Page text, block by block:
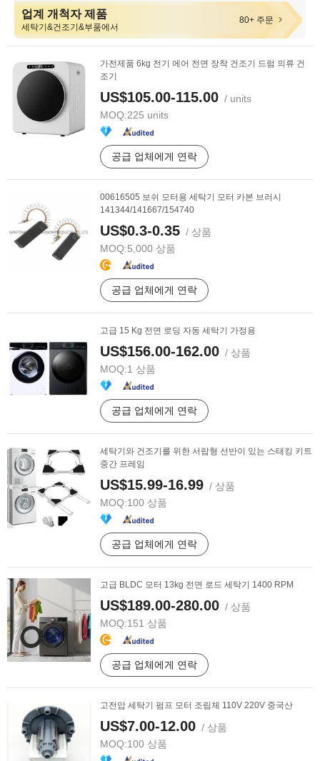
업계 개척자 제품
세탁기&건조기&부품에서
80+ 주문
가전제품 6kg 전기 에어 전면 장착 건조기 드럼 의류 건
조기
US$105.00-115.00 / units
MOQ:225 units
공급 업체에게 연락
00616505 보쉬 모터용 세탁기 모터 카본 브러시
141344/141667/154740
US$0.3-0.35 / 상품
MOQ:5,000 상품
공급 업체에게 연락
고급 15 Kg 전면 로딩 자동 세탁기 가정용
US$156.00-162.00 / 상품
MOQ:1 상품
공급 업체에게 연락
세탁기와 건조기를 위한 서랍형 선반이 있는 스태킹 키트
중간 프레임
US$15.99-16.99 / 상품
MOQ:100 상품
공급 업체에게 연락
고급 BLDC 모터 13kg 전면 로드 세탁기 1400 RPM
US$189.00-280.00 / 상품
MOQ:151 상품
공급 업체에게 연락
고전압 세탁기 펌프 모터 조립체 110V 220V 중국산
US$7.00-12.00 / 상품
MOQ:100 상품